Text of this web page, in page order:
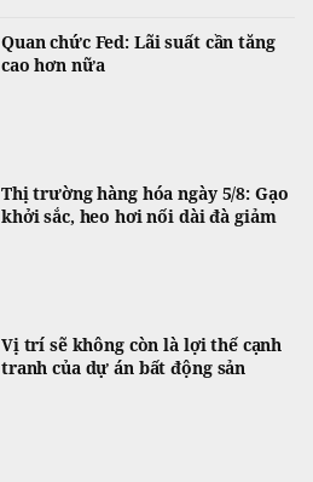
Quan chức Fed: Lãi suất cần tăng
cao hơn nữa
Thị trường hàng hóa ngày 5/8: Gạo
khởi sắc, heo hơi nối dài đà giảm
Vị trí sẽ không còn là lợi thế cạnh
tranh của dự án bất động sản